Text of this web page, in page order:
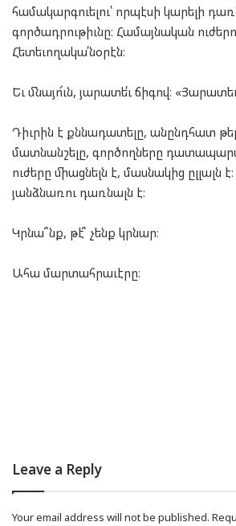
համակարգուելու՝ որպէսի կարելի
գործադրութիւնը։ Համայնական
Հետեւողակա՛նօրէն։
Եւ մնայո՜ւն, յարատե՛ւ ճիգով։
Դիւրին է քննադատելը, անընդհատ
մատնանշելը, գործողները
ուժերը միացնելն է, մասնակից ըլլալն
յանձնառու դառնալն է։
Կրնա՞նք, թէ՞ չենք կրնար։
Ահա մարտահրաւէրը։
Leave a Reply
Your email address will not be published.